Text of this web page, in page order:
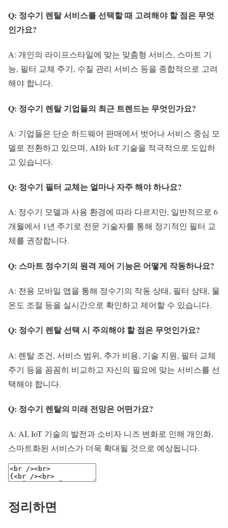
Q: 정수기 렌탈 서비스를 선택할 때 고려해야 할 점은 무엇
인가요?
A: 개인의 라이프스타일에 맞는 맞춤형 서비스, 스마트 기
능, 필터 교체 주기, 수질 관리 서비스 등을 종합적으로 고려
해야 합니다.
Q: 정수기 렌탈 기업들의 최근 트렌드는 무엇인가요?
A: 기업들은 단순 하드웨어 판매에서 벗어나 서비스 중심 모
델로 전환하고 있으며, AI와 IoT 기술을 적극적으로 도입하
고 있습니다.
Q: 정수기 필터 교체는 얼마나 자주 해야 하나요?
A: 정수기 모델과 사용 환경에 따라 다르지만, 일반적으로 6
개월에서 1년 주기로 전문 기술자를 통해 정기적인 필터 교
체를 권장합니다.
Q: 스마트 정수기의 원격 제어 기능은 어떻게 작동하나요?
A: 전용 모바일 앱을 통해 정수기의 작동 상태, 필터 상태, 물
온도 조절 등을 실시간으로 확인하고 제어할 수 있습니다.
Q: 정수기 렌탈 선택 시 주의해야 할 점은 무엇인가요?
A: 렌탈 조건, 서비스 범위, 추가 비용, 기술 지원, 필터 교체
주기 등을 꼼꼼히 비교하고 자신의 필요에 맞는 서비스를 선
택해야 합니다.
Q: 정수기 렌탈의 미래 전망은 어떤가요?
A: AI, IoT 기술의 발전과 소비자 니즈 변화로 인해 개인화,
스마트화된 서비스가 더욱 확대될 것으로 예상됩니다.
정리하면